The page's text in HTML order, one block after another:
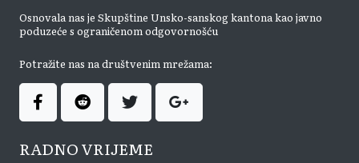
Osnovala nas je Skupštine Unsko-sanskog kantona kao javno
poduzeće s ograničenom odgovornošću
Potražite nas na društvenim mrežama:
RADNO VRIJEME